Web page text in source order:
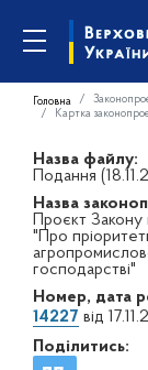
Головна
Картка
Назва файлу:
Подання
Назва
Проєкт
"Про
господарстві"
Номер, дата
14227 від
Поділитись: